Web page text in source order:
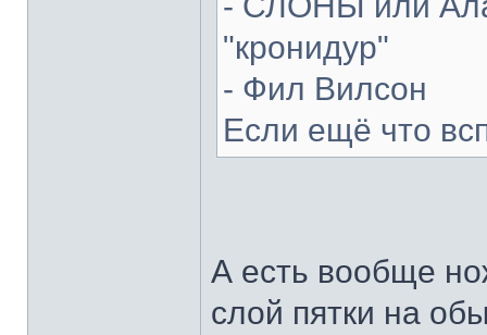
"кронидур"
- Фил Вилсон
Если ещё что
А есть вообще
слой пятки на